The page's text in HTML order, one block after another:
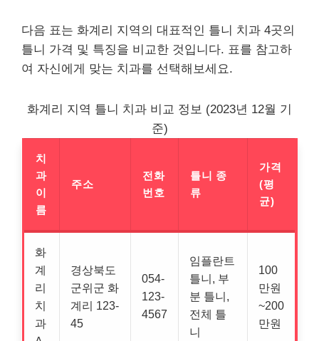
다음 표는 화계리 지역의 대표적인 틀니 치과 4곳의
틀니 가격 및 특징을 비교한 것입니다. 표를 참고하
여 자신에게 맞는 치과를 선택해보세요.
화계리 지역 틀니 치과 비교 정보 (2023년 12월 기
준)
치
과
이
름
주소
전화
번호
틀니 종
류
가격
(평
균)
화
계
리
치
과
경상북도
군위군 화
계리 123-
45
054-
123-
4567
임플란트
틀니, 부
분 틀니,
전체 틀
니
100
만원
~200
만원